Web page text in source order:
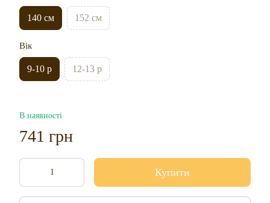
140 см 152 см
Вік
9-10 р 12-13 р
В наявності
741 грн
Купити